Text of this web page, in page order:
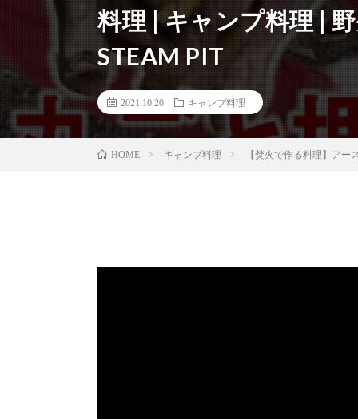
料理 | キャンプ料理 |
STEAM PIT
2021.10.20 キャンプ料理
HOME キャンプ料理 【焚火で作る料理】アー